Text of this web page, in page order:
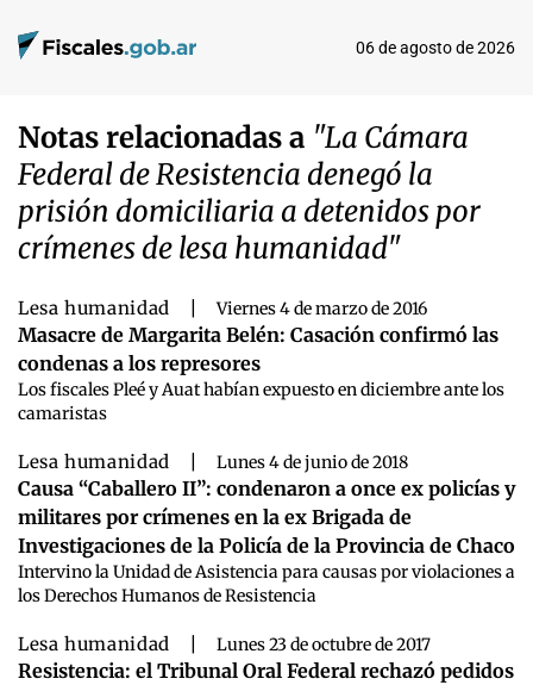
06 de agosto de 2026
Notas relacionadas a "La Cámara
Federal de Resistencia denegó la
prisión domiciliaria a detenidos por
crímenes de lesa humanidad"
Lesa humanidad Viernes 4 de marzo de 2016
Masacre de Margarita Belén: Casación confirmó las
condenas a los represores
Los fiscales Pleé y Auat habían expuesto en diciembre ante los
camaristas
Lesa humanidad Lunes 4 de junio de 2018
Causa “Caballero II”: condenaron a once ex policías y
militares por crímenes en la ex Brigada de
Investigaciones de la Policía de la Provincia de Chaco
Intervino la Unidad de Asistencia para causas por violaciones a
los Derechos Humanos de Resistencia
Lesa humanidad Lunes 23 de octubre de 2017
Resistencia: el Tribunal Oral Federal rechazó pedidos